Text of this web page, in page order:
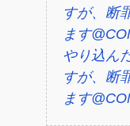
すが、断
ます
やり込ん
すが、断
ます